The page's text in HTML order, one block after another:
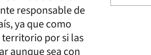
responsable de
ya que como
por si las
aunque sea con